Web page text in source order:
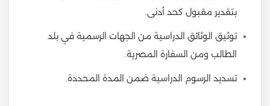
بتقدير مقبول كحد أدنى.
توثيق الوثائق الدراسية من الجهات الرسمية في بلد
الطالب ومن السفارة المصرية.
تسديد الرسوم الدراسية ضمن المدة المحددة.